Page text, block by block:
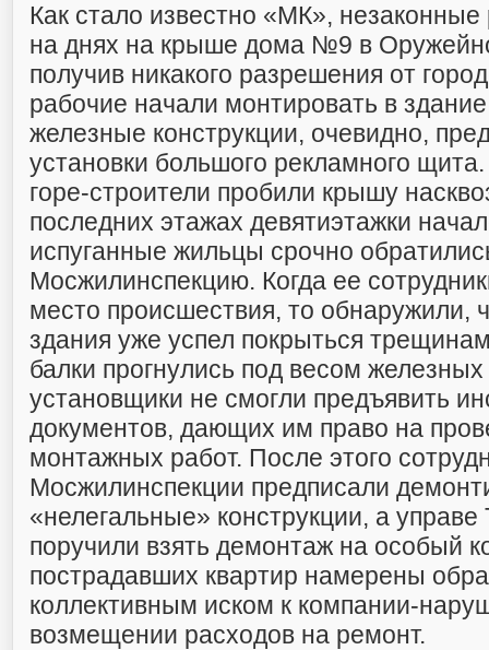
Как стало известно «МК»,
на днях на крыше дома №9 в
получив никакого разрешения от
рабочие начали монтировать в
железные конструкции, очевидно,
установки большого рекламного щита.
горе-строители пробили крышу
последних этажах девятиэтажки
испуганные жильцы срочно
Мосжилинспекцию. Когда ее
место происшествия, то обнаружили,
здания уже успел покрыться
балки прогнулись под весом
установщики не смогли предъявить
документов, дающих им право на
монтажных работ. После этого
Мосжилинспекции предписали
«нелегальные» конструкции, а управе
поручили взять демонтаж на особый
пострадавших квартир намерены
коллективным иском к компании-
возмещении расходов на ремонт.